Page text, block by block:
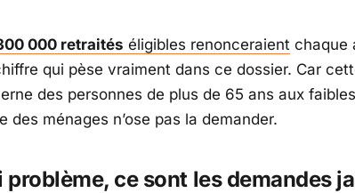
000 retraités éligibles renonceraient chaque
qui pèse vraiment dans ce dossier. Car
des personnes de plus de 65 ans aux
des ménages n’ose pas la demander.
problème, ce sont les demandes